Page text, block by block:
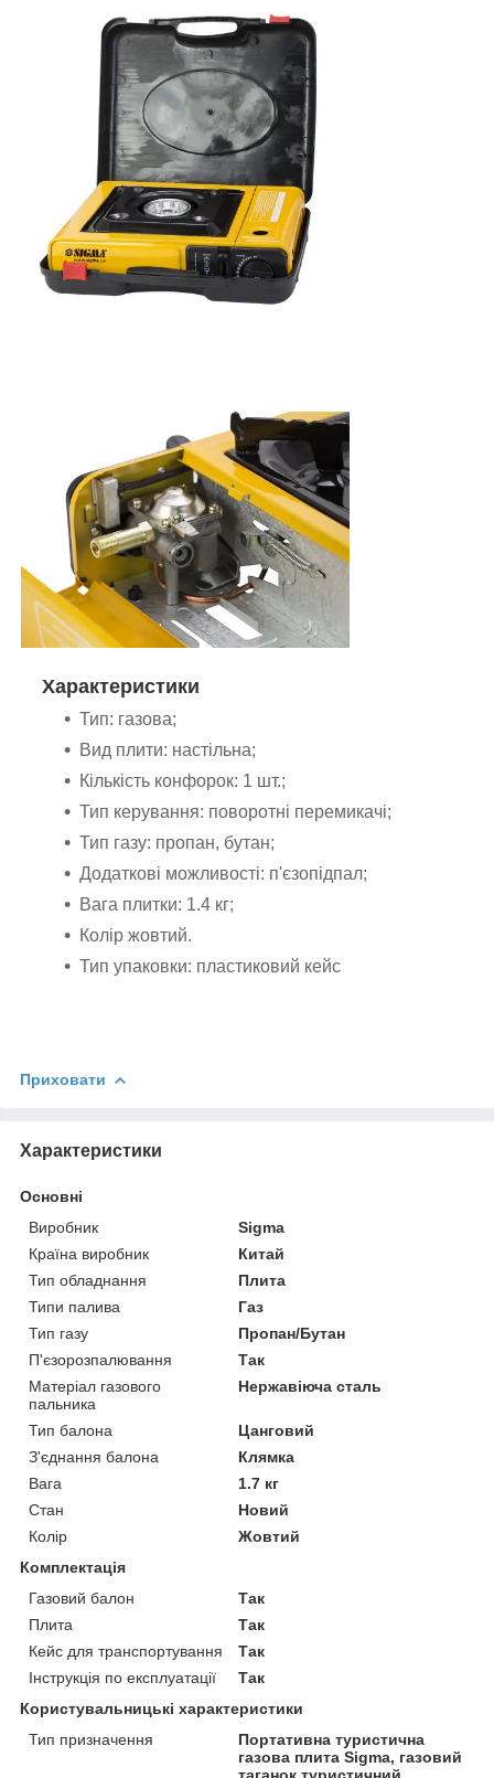
Характеристики
Тип: газова;
Вид плити: настільна;
Кількість конфорок: 1 шт.;
Тип керування: поворотні перемикачі;
Тип газу: пропан, бутан;
Додаткові можливості: п'єзопідпал;
Вага плитки: 1.4 кг;
Колір жовтий.
Тип упаковки: пластиковий кейс
Приховати
Характеристики
Основні
Виробник
Sigma
Країна виробник
Китай
Тип обладнання
Плита
Типи палива
Газ
Тип газу
Пропан/Бутан
П'єзорозпалювання
Так
Матеріал газового
пальника
Нержавіюча сталь
Тип балона
Цанговий
З'єднання балона
Клямка
Вага
1.7 кг
Стан
Новий
Колір
Жовтий
Комплектація
Газовий балон
Так
Плита
Так
Кейс для транспортування
Так
Інструкція по експлуатації
Так
Користувальницькі характеристики
Тип призначення
Портативна туристична
газова плита Sigma, газовий
таганок туристичний